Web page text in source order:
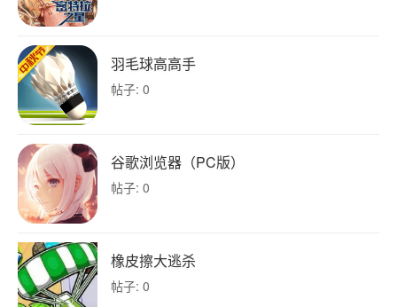
羽毛球高高手
帖子: 0
谷歌浏览器（PC版）
帖子: 0
橡皮擦大逃杀
帖子: 0